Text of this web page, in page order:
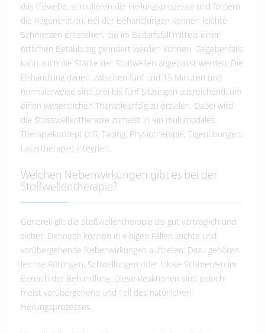
das Gewebe, stimulieren die Heilungsprozesse und fördern
die Regeneration. Bei der Behandlungen können leichte
Schmerzen entstehen, die im Bedarfsfall mittels einer
örtlichen Betäubung gelindert werden können. Gegebenfalls
kann auch die Stärke der Stoßwellen angepasst werden. Die
Behandlung dauert zwischen fünf und 15 Minuten und
normalerweise sind drei bis fünf Sitzungen ausreichend, um
einen wesentlichen Therapieerfolg zu erzielen. Dabei wird
die Stosswellentherapie zumeist in ein multimodales
Therapiekonzept (z.B. Taping, Physiotherapie, Eigenübungen,
Lasertherapie) integriert.
Welchen Nebenwirkungen gibt es bei der
Stoßwellentherapie?
Generell gilt die Stoßwellentherapie als gut verträglich und
sicher. Dennoch können in einigen Fällen leichte und
vorübergehende Nebenwirkungen auftreten. Dazu gehören
leichte Rötungen, Schwellungen oder lokale Schmerzen im
Bereich der Behandlung. Diese Reaktionen sind jedoch
meist vorübergehend und Teil des natürlichen
Heilungsprozesses.